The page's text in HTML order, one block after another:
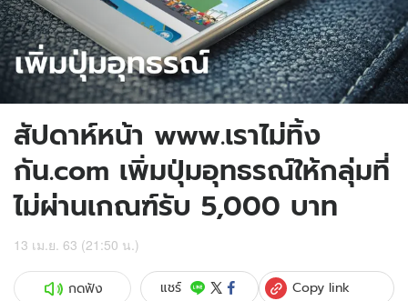
สัปดาห์หน้า www.เราไม่ทิ้ง
กัน.com เพิ่มปุ่มอุทธรณ์ให้กลุ่มที่
ไม่ผ่านเกณฑ์รับ 5,000 บาท
13 เม.ย. 63 (21:50 น.)
กดฟัง แชร์ Copy link